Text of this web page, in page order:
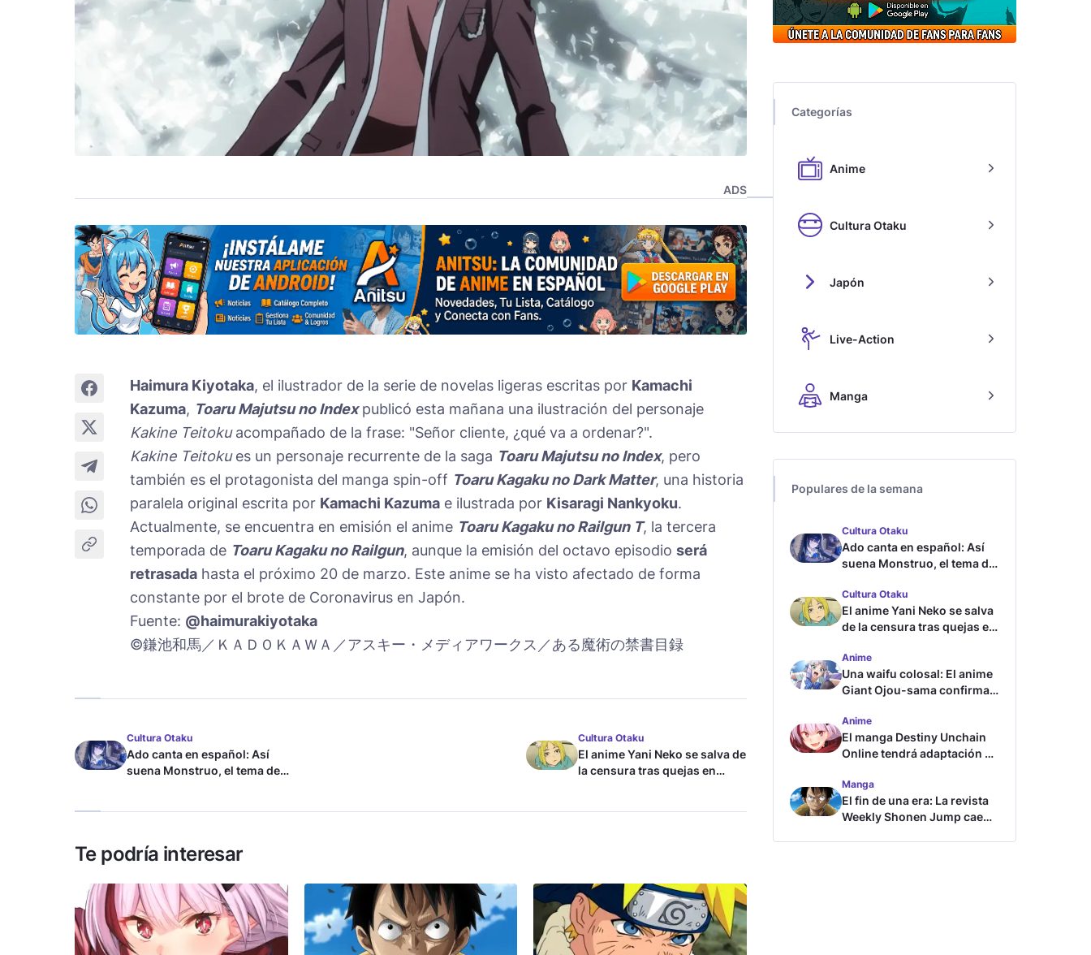
ADS
Haimura Kiyotaka, el ilustrador de la serie de novelas ligeras escritas por Kamachi
Kazuma, Toaru Majutsu no Indexpublicó esta mañana una ilustración del personaje
Kakine Teitokuacompañado de la frase: "Señor cliente, ¿qué va a ordenar?".
Kakine Teitokues un personaje recurrente de la saga Toaru Majutsu no Index, pero
también es el protagonista del manga spin-off Toaru Kagaku no Dark Matter, una historia
paralela original escrita por Kamachi Kazuma e ilustrada por Kisaragi Nankyoku.
Actualmente, se encuentra en emisión el anime Toaru Kagaku no Railgun T, la tercera
temporada de Toaru Kagaku no Railgun, aunque la emisión del octavo episodio será
retrasada hasta el próximo 20 de marzo. Este anime se ha visto afectado de forma
constante por el brote de Coronavirus en Japón.
Fuente: @haimurakiyotaka
©鎌池和馬／ＫＡＤＯＫＡＷＡ／アスキー・メディアワークス／ある魔術の禁書目録
Cultura Otaku
Ado canta en español: Así
suena Monstruo, el tema de
Cultura Otaku
El anime Yani Neko se salva de
la censura tras quejas en
Te podría interesar
Categorías
Anime
Cultura Otaku
Japón
Live-Action
Manga
Populares de la semana
Cultura Otaku
Ado canta en español: Así
suena Monstruo, el tema de
Cultura Otaku
El anime Yani Neko se salva
de la censura tras quejas en
Anime
Una waifu colosal: El anime
Giant Ojou-sama confirma
Anime
El manga Destiny Unchain
Online tendrá adaptación al
Manga
El fin de una era: La revista
Weekly Shonen Jump cae